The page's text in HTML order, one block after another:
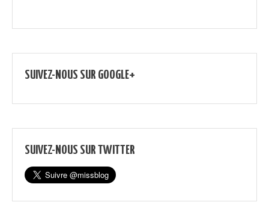
SUIVEZ-NOUS SUR GOOGLE+
SUIVEZ-NOUS SUR TWITTER